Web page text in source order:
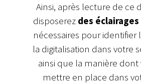
Ainsi, après lecture de ce
disposerez des
nécessaires pour identifier
la digitalisation dans votre
ainsi que la manière dont
mettre en place dans